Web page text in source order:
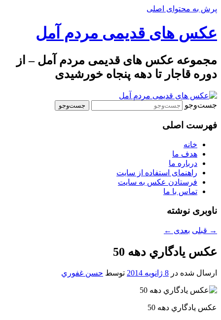
پرش به محتوای اصلی
عکس های قدیمی مردم آمل
مجموعه عکس های قدیمی مردم آمل – از
دوره قاجار تا دهه پنجاه خورشیدی
جست‌وجو
فهرست اصلی
خانه
هدف ما
درباره ما
راهنمای استفاده از سایت
فرستادن عکس به سایت
تماس با ما
ناوبری نوشته
→ قبلی بعدی ←
عکس يادگاري دهه 50
ارسال شده در 8 ژانویه 2014 توسط حسن غفوري
عکس يادگاري دهه 50